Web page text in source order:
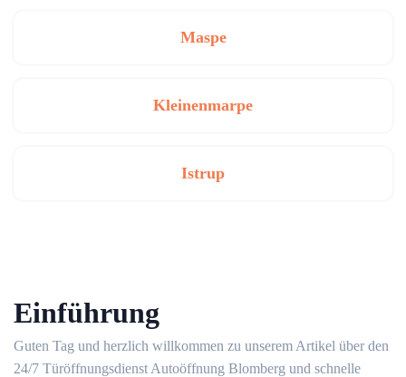
Maspe
Kleinenmarpe
Istrup
Einführung
Guten Tag und herzlich willkommen zu unserem Artikel über den
24/7 Türöffnungsdienst Autoöffnung Blomberg und schnelle